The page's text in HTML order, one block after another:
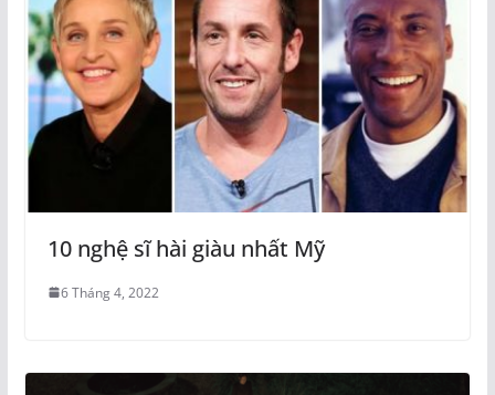
10 nghệ sĩ hài giàu nhất Mỹ
6 Tháng 4, 2022